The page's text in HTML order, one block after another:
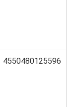
4550480125596